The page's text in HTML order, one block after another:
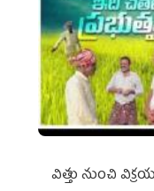
విత్తు నుంచి